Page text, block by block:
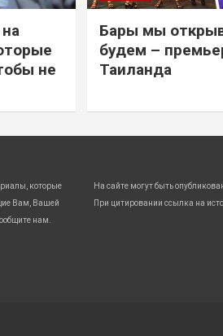
не
Бары мы
будем –
Таиланда
которые
Вам, Вашей
нам.
На сайте могут быть
При цитировании ссылка на